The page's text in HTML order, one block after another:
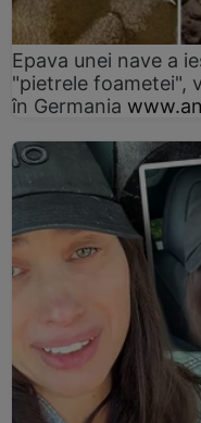
Epava unei nave a
"pietrele foametei",
în Germania